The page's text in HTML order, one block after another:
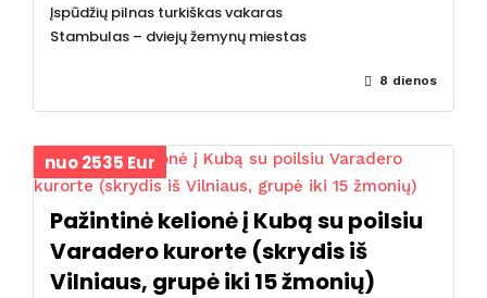
Įspūdžių pilnas turkiškas vakaras
Stambulas – dviejų žemynų miestas
8 dienos
nuo 2535 Eur
Pažintinė kelionė į Kubą su poilsiu
Varadero kurorte (skrydis iš
Vilniaus, grupė iki 15 žmonių)